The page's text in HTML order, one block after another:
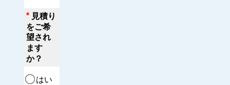
* 見積り
をご希
望され
ます
か？
はい